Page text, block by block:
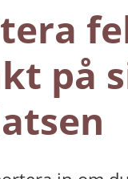
på